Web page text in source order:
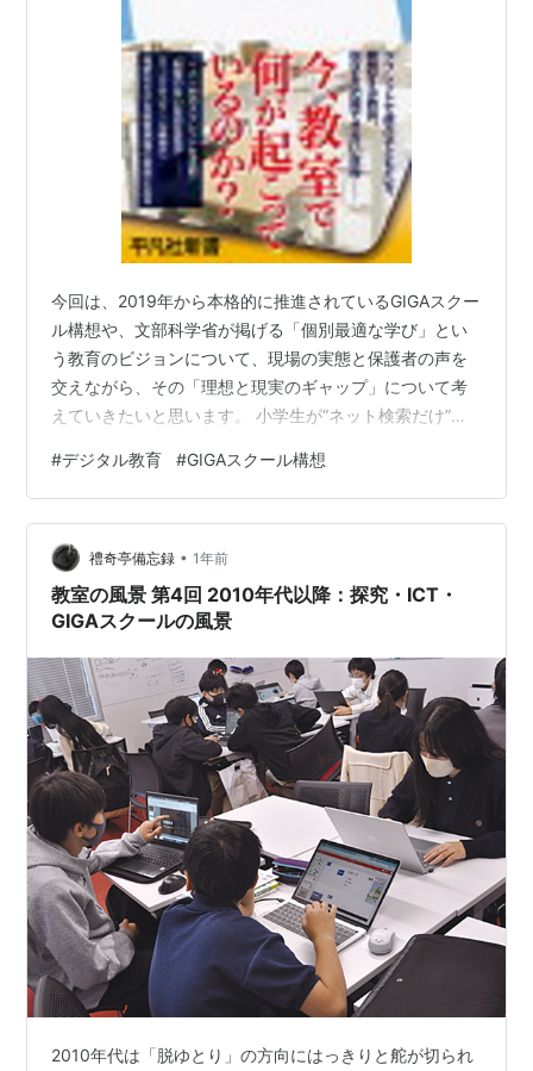
今回は、2019年から本格的に推進されているGIGAスクー
ル構想や、文部科学省が掲げる「個別最適な学び」とい
う教育のビジョンについて、現場の実態と保護者の声を
交えながら、その「理想と現実のギャップ」について考
えていきたいと思います。 小学生が“ネット検索だけ”で
に通う男児の保護者・Aさん（40代）の声。 「息子が自
主学習でレポート課題を出されたんですが、ほとんどの
子がネット検索だけで済ませている。図書館で本を調べ
るような習慣が消えてしまっていて、不安です」 このレ
ポート課題、実は全国的に広がっているもので、「教科
書で学んだことをネットで調べて…
#デジタル教育 #GIGAスクール構想
禮奇亭備忘録 • 1年前
教室の風景 第4回 2010年代以降：探究・ICT・
GIGAスクールの風景
2010年代は「脱ゆとり」の方向にはっきりと舵が切られ